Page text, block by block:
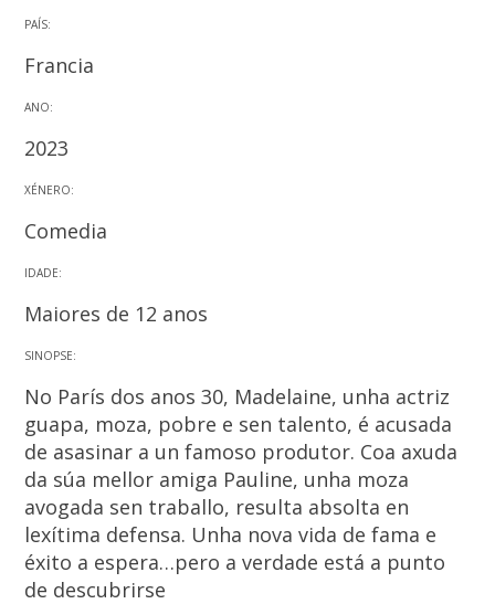
PAÍS:
Francia
ANO:
2023
XÉNERO:
Comedia
IDADE:
Maiores de 12 anos
SINOPSE:
No París dos anos 30, Madelaine, unha actriz
guapa, moza, pobre e sen talento, é acusada
de asasinar a un famoso produtor. Coa axuda
da súa mellor amiga Pauline, unha moza
avogada sen traballo, resulta absolta en
lexítima defensa. Unha nova vida de fama e
éxito a espera…pero a verdade está a punto
de descubrirse